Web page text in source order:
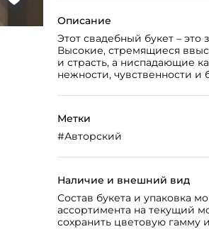
Описание
Этот свадебный букет – это
Высокие, стремящиеся
и страсть, а ниспадающие
нежности, чувственности
Метки
#Авторский
Наличие и внешний вид
Состав букета и упаковка
ассортимента на текущий
сохранить цветовую гамму